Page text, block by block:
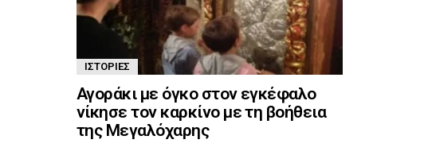
ΙΣΤΟΡΊΕΣ
Αγοράκι με όγκο στον εγκέφαλο
νίκησε τον καρκίνο με τη βοήθεια
της Μεγαλόχαρης